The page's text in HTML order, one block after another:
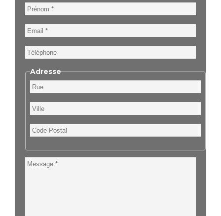
Prénom
Email
Téléphone
Adresse
Rue
Ville
Code
Postal
Message